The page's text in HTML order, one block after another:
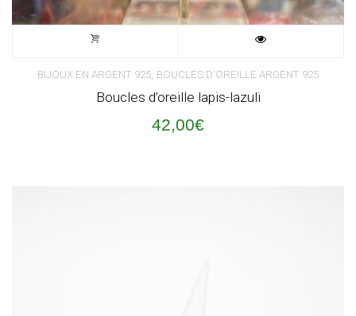
BIJOUX EN ARGENT 925, BOUCLES D'OREILLE ARGENT 925
Boucles d’oreille lapis-lazuli
42,00€